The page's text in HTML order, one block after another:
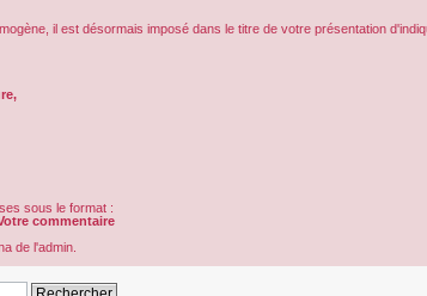
il est désormais imposé dans le titre de votre présentation
sous le format :
commentaire
de l'admin.